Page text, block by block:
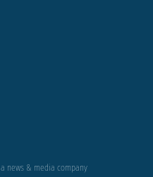
a news & media company